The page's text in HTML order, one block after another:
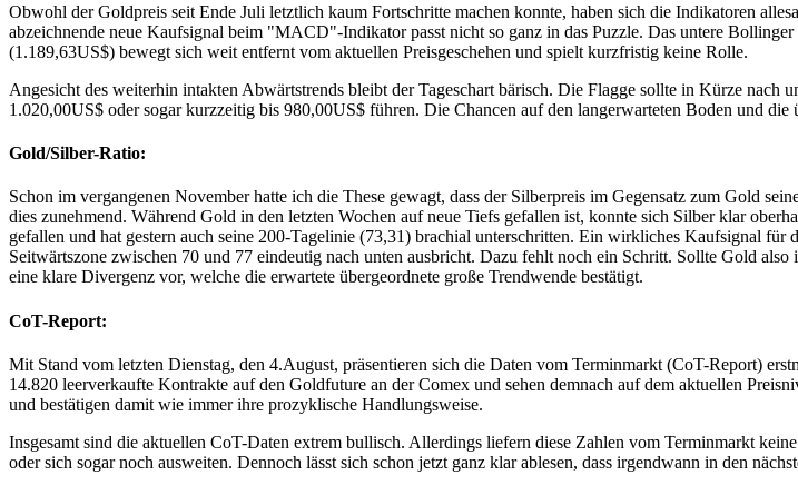
Obwohl der Goldpreis seit Ende Juli letztlich kaum Fortschritte machen konnte, haben sich die Indikatoren
abzeichnende neue Kaufsignal beim "MACD"-Indikator passt nicht so ganz in das Puzzle. Das untere
(1.189,63US$) bewegt sich weit entfernt vom aktuellen Preisgeschehen und spielt kurzfristig keine Rolle.
Angesicht des weiterhin intakten Abwärtstrends bleibt der Tageschart bärisch. Die Flagge sollte in Kürze
1.020,00US$ oder sogar kurzzeitig bis 980,00US$ führen. Die Chancen auf den langerwarteten Boden und
Gold/Silber-Ratio:
Schon im vergangenen November hatte ich die These gewagt, dass der Silberpreis im Gegensatz zum Gold
dies zunehmend. Während Gold in den letzten Wochen auf neue Tiefs gefallen ist, konnte sich Silber klar
gefallen und hat gestern auch seine 200-Tagelinie (73,31) brachial unterschritten. Ein wirkliches Kaufsignal für
Seitwärtszone zwischen 70 und 77 eindeutig nach unten ausbricht. Dazu fehlt noch ein Schritt. Sollte Gold
eine klare Divergenz vor, welche die erwartete übergeordnete große Trendwende bestätigt.
CoT-Report:
Mit Stand vom letzten Dienstag, den 4.August, präsentieren sich die Daten vom Terminmarkt (CoT-Report)
14.820 leerverkaufte Kontrakte auf den Goldfuture an der Comex und sehen demnach auf dem aktuellen
und bestätigen damit wie immer ihre prozyklische Handlungsweise.
Insgesamt sind die aktuellen CoT-Daten extrem bullisch. Allerdings liefern diese Zahlen vom Terminmarkt
oder sich sogar noch ausweiten. Dennoch lässt sich schon jetzt ganz klar ablesen, dass irgendwann in den